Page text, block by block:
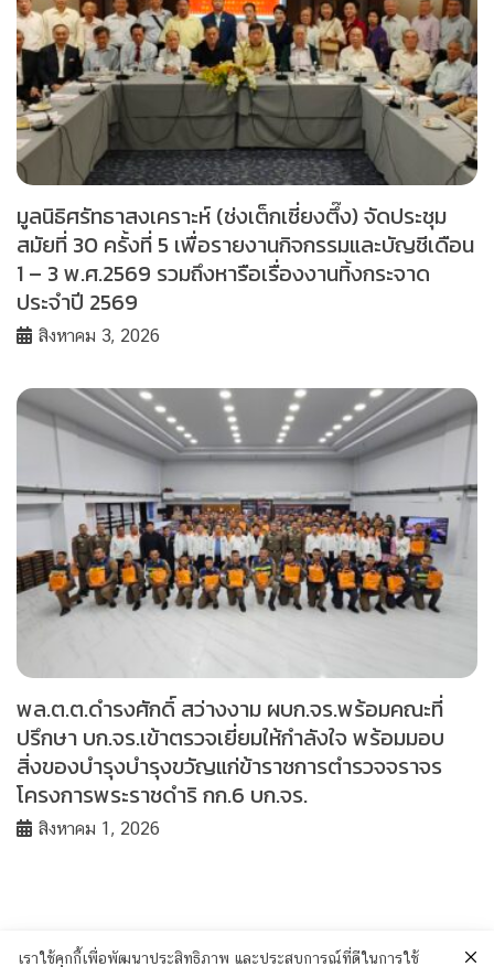
มูลนิธิศรัทธาสงเคราะห์ (ช่งเต็กเซี่ยงตึ๊ง) จัดประชุม
สมัยที่ 30 ครั้งที่ 5 เพื่อรายงานกิจกรรมและบัญชีเดือน
1 – 3 พ.ศ.2569 รวมถึงหารือเรื่องงานทิ้งกระจาด
ประจำปี 2569
สิงหาคม 3, 2026
พล.ต.ต.ดำรงศักดิ์ สว่างงาม ผบก.จร.พร้อมคณะที่
ปรึกษา บก.จร.เข้าตรวจเยี่ยมให้กำลังใจ พร้อมมอบ
สิ่งของบำรุงบำรุงขวัญแก่ข้าราชการตำรวจจราจร
โครงการพระราชดำริ กก.6 บก.จร.
สิงหาคม 1, 2026
เราใช้คุกกี้เพื่อพัฒนาประสิทธิภาพ และประสบการณ์ที่ดีในการใช้